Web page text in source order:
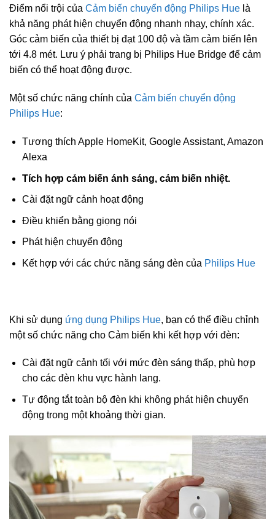
Điểm nổi trội của Cảm biến chuyển động Philips Hue là
khả năng phát hiện chuyển động nhanh nhạy, chính xác.
Góc cảm biến của thiết bị đạt 100 độ và tầm cảm biến lên
tới 4.8 mét. Lưu ý phải trang bị Philips Hue Bridge để cảm
biến có thể hoạt động được.
Một số chức năng chính của Cảm biến chuyển động
Philips Hue:
Tương thích Apple HomeKit, Google Assistant, Amazon
Alexa
Tích hợp cảm biến ánh sáng, cảm biến nhiệt.
Cài đặt ngữ cảnh hoạt động
Điều khiển bằng giọng nói
Phát hiện chuyển động
Kết hợp với các chức năng sáng đèn của Philips Hue
Khi sử dụng ứng dụng Philips Hue, bạn có thể điều chỉnh
một số chức năng cho Cảm biến khi kết hợp với đèn:
Cài đặt ngữ cảnh tối với mức đèn sáng thấp, phù hợp
cho các đèn khu vực hành lang.
Tự động tắt toàn bộ đèn khi không phát hiện chuyển
động trong một khoảng thời gian.